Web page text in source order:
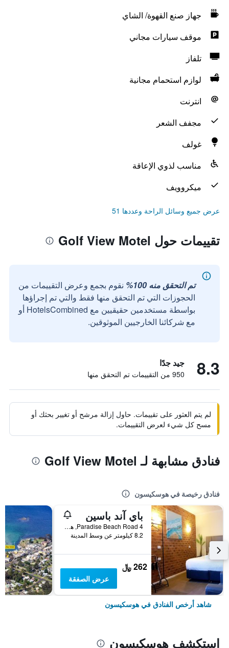
جهاز صنع القهوة/ الشاي
موقف سيارات مجاني
تلفاز
لوازم استحمام مجانية
انترنت
مجفف الشعر
غولف
مناسب لذوي الإعاقة
ميكروويف
عرض جميع وسائل الراحة وعددها 51
تقييمات حول Golf View Motel
تم التحقق منه 100%
نقوم بجمع وعرض التقييمات من
الحجوزات التي تم التحقق منها فقط والتي تم إجراؤها
بواسطة مستخدمين حقيقيين مع HotelsCombined أو
مع شركائنا الخارجيين الموثوقين.
8.3 جيد جدًا
950 من التقييمات تم التحقق منها
لم يتم العثور على تقييمات. حاول إزالة مرشح أو تغيير بحثك أو
مسح كل شيء لعرض التقييمات.
فنادق مشابهة لـ Golf View Motel
فنادق رخيصة في هوسكيسون
باي آند باسين
4 Paradise Beach Road, هوسكيسون, NSW, أستراليا
8.2 كيلومتر عن وسط المدينة
262 ﷼
عرض الصفقة
شاهد أرخص الفنادق في هوسكيسون
استكشف هوسكيسون